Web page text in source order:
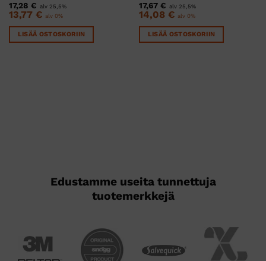
17,28 € alv 25,5%
13,77 € alv 0%
LISÄÄ OSTOSKORIIN
17,67 € alv 25,5%
14,08 € alv 0%
LISÄÄ OSTOSKORIIN
Edustamme useita tunnettuja
tuotemerkkejä